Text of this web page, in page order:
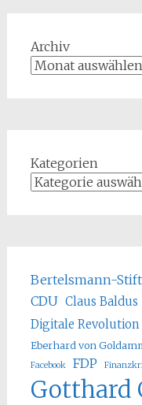
Archiv
Kategorien
Bertelsmann-
CDU Claus Baldus
Digitale Revolution
Eberhard von
Facebook FDP
Gotthard